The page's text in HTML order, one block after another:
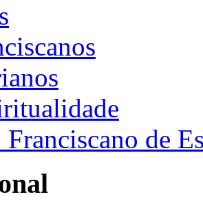
Franciscano de